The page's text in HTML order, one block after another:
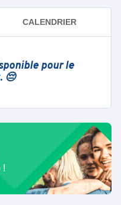
CALENDRIER
pour le
😔
!